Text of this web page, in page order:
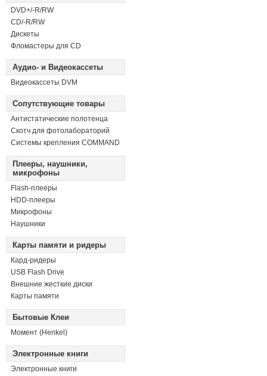
DVD+/-R/RW
СD/-R/RW
Дискеты
Фломастеры для CD
Аудио- и Видеокассеты
Видеокассеты DVM
Сопутствующие товары
Антистатические полотенца
Скотч для фотолабораторий
Системы крепления COMMAND
Плееры, наушники,
микрофоны
Flash-плееры
HDD-плееры
Микрофоны
Наушники
Карты памяти и ридеры
Кард-ридеры
USB Flash Drive
Внешние жесткие диски
Карты памяти
Бытовые Клеи
Момент (Henkel)
Электронные книги
Электронные книги